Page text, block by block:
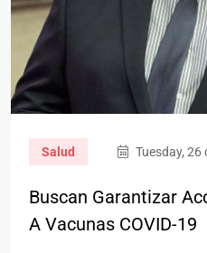
Salud Tuesday, 26
Buscan Garantizar
A Vacunas COVID-19